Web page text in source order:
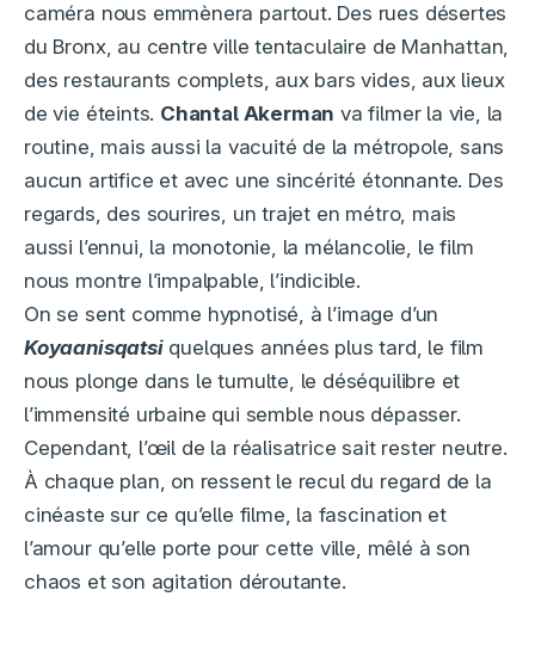
caméra nous emmènera partout. Des rues désertes
du Bronx, au centre ville tentaculaire de Manhattan,
des restaurants complets, aux bars vides, aux lieux
de vie éteints. Chantal Akerman va filmer la vie, la
routine, mais aussi la vacuité de la métropole, sans
aucun artifice et avec une sincérité étonnante. Des
regards, des sourires, un trajet en métro, mais
aussi l’ennui, la monotonie, la mélancolie, le film
nous montre l’impalpable, l’indicible.
On se sent comme hypnotisé, à l’image d’un
Koyaanisqatsiquelques années plus tard, le film
nous plonge dans le tumulte, le déséquilibre et
l’immensité urbaine qui semble nous dépasser.
Cependant, l’œil de la réalisatrice sait rester neutre.
À chaque plan, on ressent le recul du regard de la
cinéaste sur ce qu’elle filme, la fascination et
l’amour qu’elle porte pour cette ville, mêlé à son
chaos et son agitation déroutante.